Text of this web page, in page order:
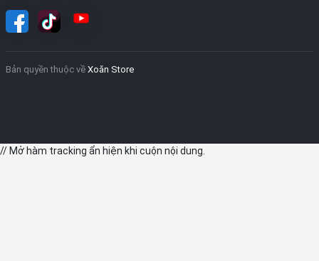
Bản quyền thuộc về Xoăn Store
// Mở hàm tracking ẩn hiện khi cuộn nội dung.